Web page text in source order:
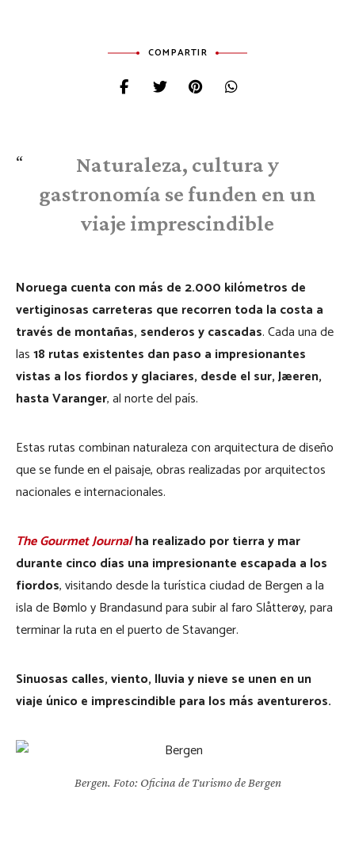
COMPARTIR
Naturaleza, cultura y
gastronomía se funden en un
viaje imprescindible
Noruega cuenta con más de 2.000 kilómetros de
vertiginosas carreteras que recorren toda la costa a
través de montañas, senderos y cascadas. Cada una de
las18 rutas existentes dan paso a impresionantes
vistas a los fiordos y glaciares, desde el sur, Jæeren,
hasta Varanger, al norte del país.
Estas rutas combinan naturaleza con arquitectura de diseño
que se funde en el paisaje, obras realizadas por arquitectos
nacionales e internacionales.
The Gourmet Journalha realizado por tierra y mar
durante cinco días una impresionante escapada a los
fiordos, visitando desde la turística ciudad de Bergen a la
isla de Bømlo y Brandasund para subir al faro Slåtterøy, para
terminar la ruta en el puerto de Stavanger.
Sinuosas calles, viento, lluvia y nieve se unen en un
viaje único e imprescindible para los más aventureros.
Bergen. Foto: Oficina de Turismo de Bergen